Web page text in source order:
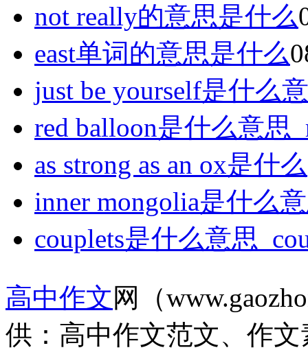
not really的意思是什么
east单词的意思是什么
just be yourself是什么意
red balloon是什么意思
as strong as an ox是什么
inner mongolia是什么
couplets是什么意思
高中作文 网（
供：高中作文范文、作